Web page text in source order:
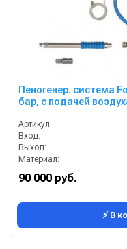
Пеногенер. система
бар, с подачей
Артикул:
Вход:
Выход:
Материал:
В коробке:
90 000 руб.
⚡ В